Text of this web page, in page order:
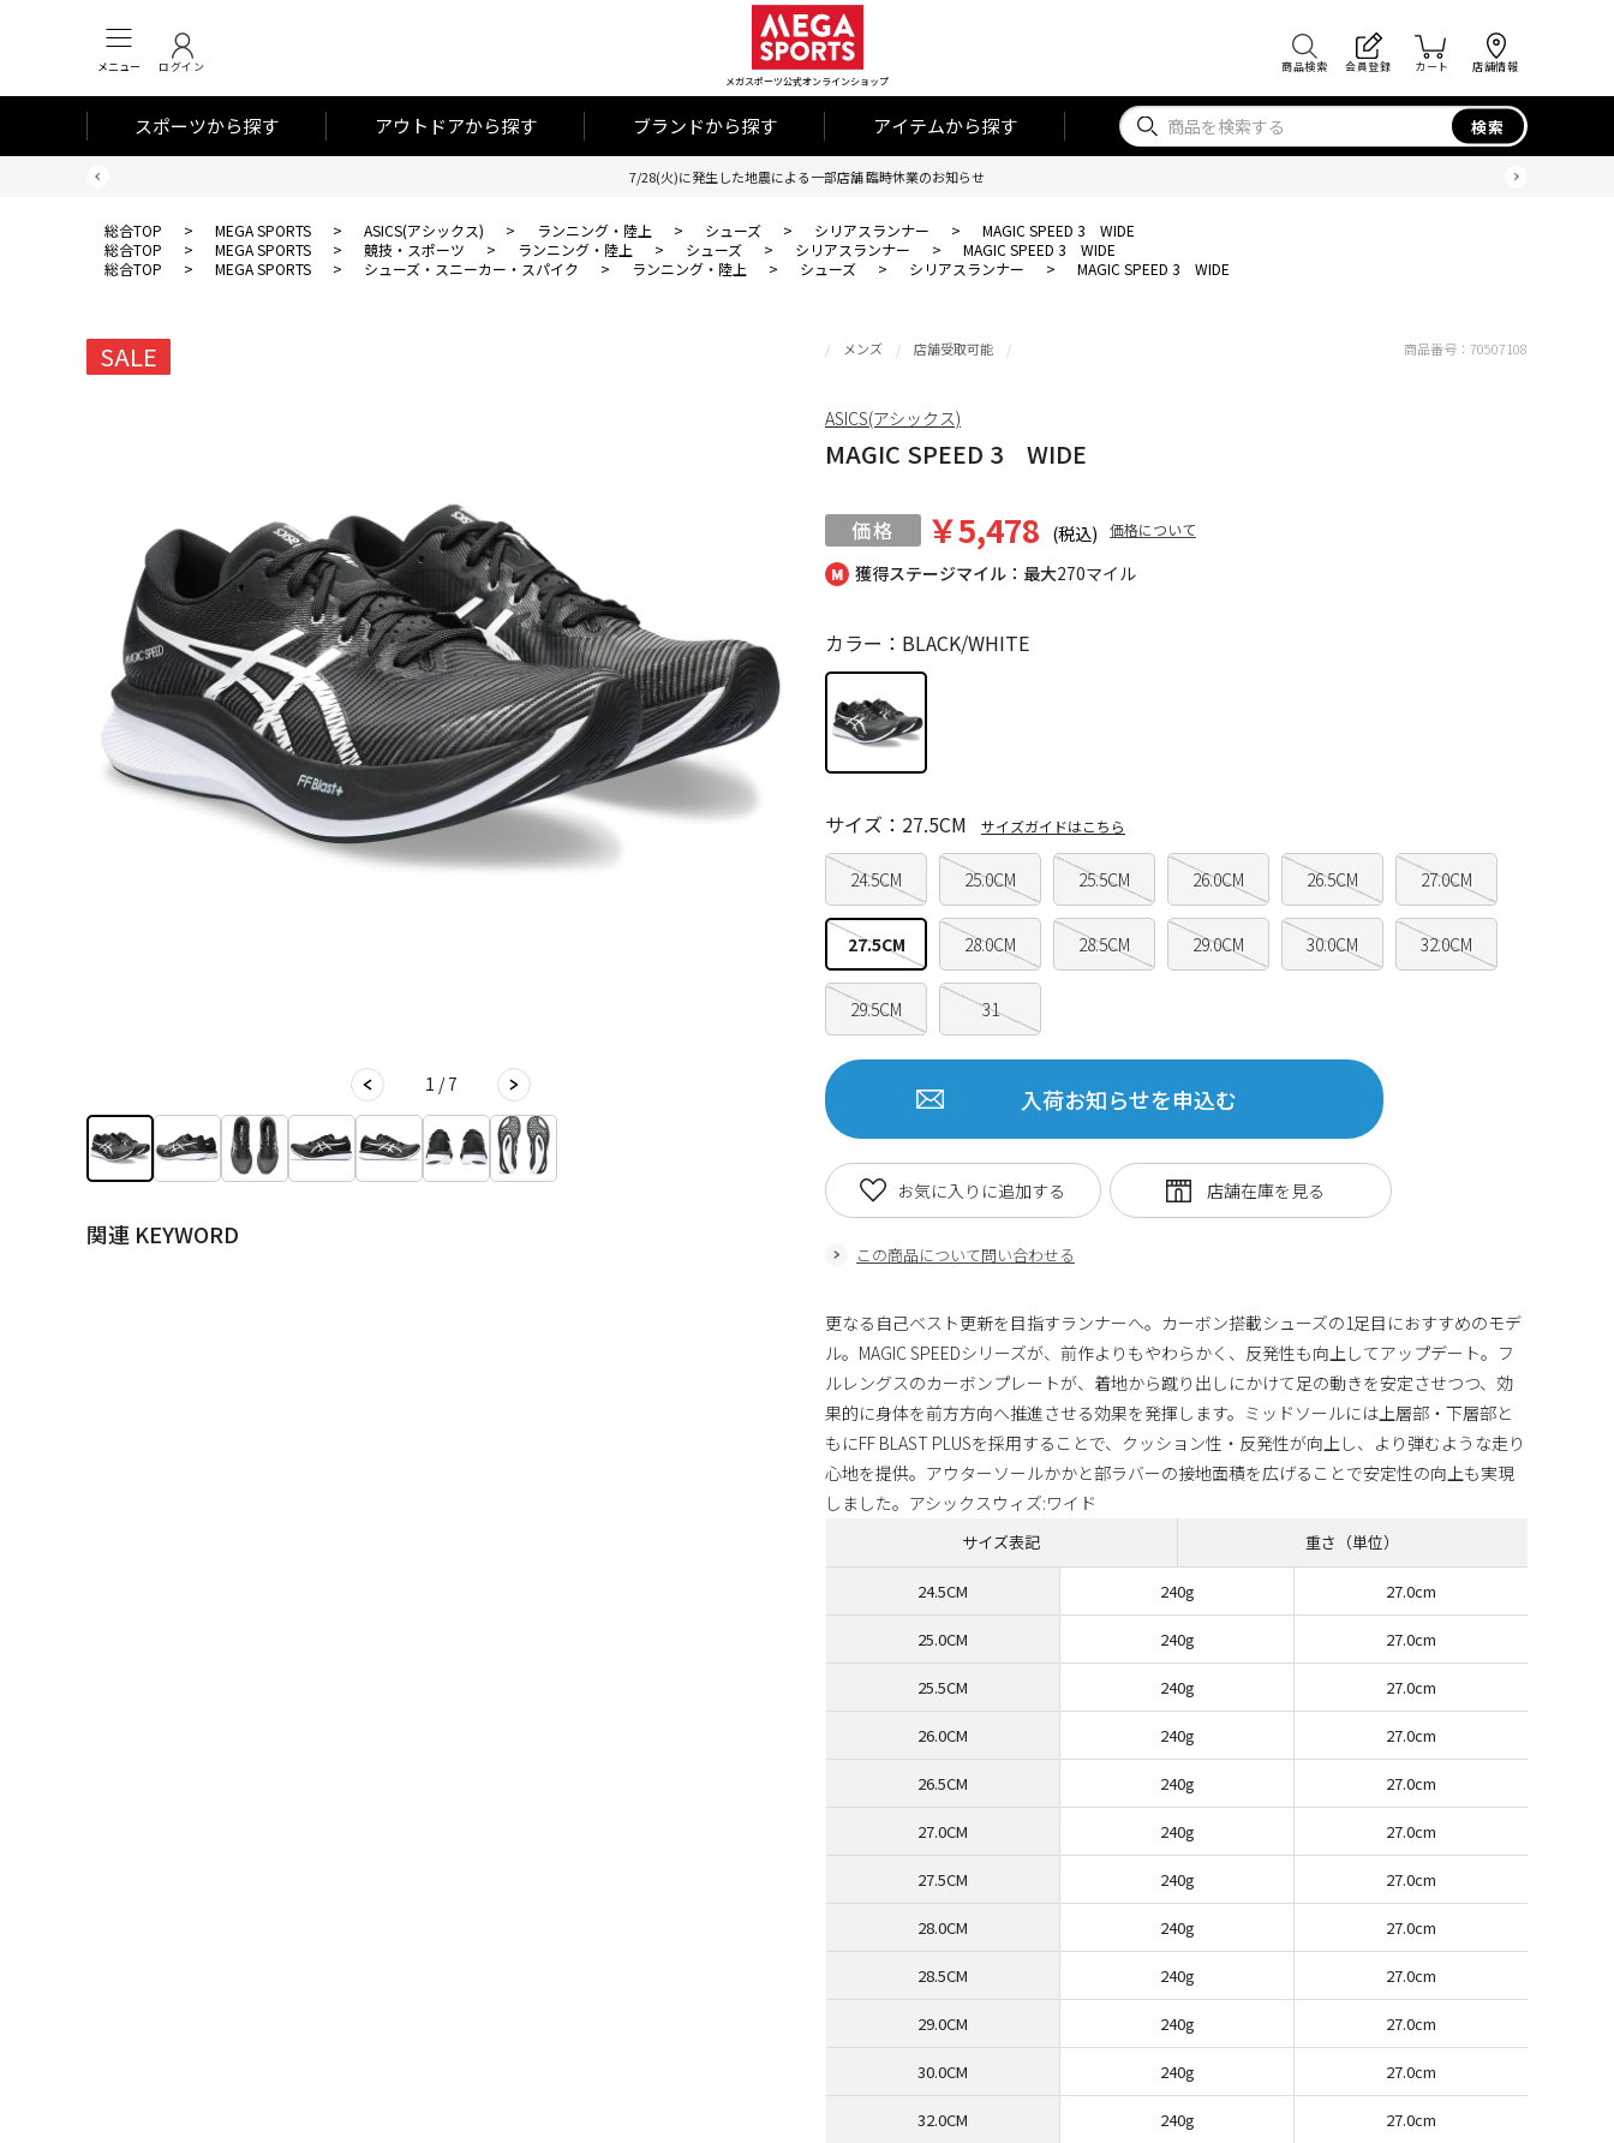
メニュー ログイン
メガスポーツ公式オンラインショップ
商品検索 会員登録 カート 店舗情報
スポーツから探す アウトドアから探す ブランドから探す アイテムから探す 検索
7/28(火)に発生した地震による一部店舗 臨時休業のお知らせ
総合TOP > MEGA SPORTS > ASICS(アシックス) > ランニング・陸上 > シューズ > シリアスランナー >
MAGIC SPEED 3 WIDE
総合TOP
> MEGA SPORTS > 競技・スポーツ > ランニング・陸上 > シューズ > シリアスランナー >
MAGIC SPEED 3 WIDE
総合TOP
> MEGA SPORTS > シューズ・スニーカー・スパイク > ランニング・陸上 > シューズ > シリアスランナー > MAGIC SPEED 3 WIDE
SALE
1 / 7
関連 KEYWORD
獲得ステージマイル：最大270マイル
メンズ 店舗受取可能
MAGIC SPEED 3 WIDE
￥5,478 (税込) 価格について
カラー：BLACK/WHITE
24.5CM 25.0CM 25.5CM 26.0CM 26.5CM 27.0CM
27.5CM 28.0CM 28.5CM 29.0CM 30.0CM 32.0CM
29.5CM 31
サイズ：27.5CM サイズガイドはこちら
入荷お知らせを申込む
この商品について問い合わせる
お気に入りに追加する
商品番号： 70507108
ASICS(アシックス)
更なる自己ベスト更新を目指すランナーへ。カーボン搭載シューズの1足目におすすめのモデ
ル。MAGIC SPEEDシリーズが、前作よりもやわらかく、反発性も向上してアップデート。フ
ルレングスのカーボンプレートが、着地から蹴り出しにかけて足の動きを安定させつつ、効
果的に身体を前方方向へ推進させる効果を発揮します。ミッドソールには上層部・下層部と
もにFF BLAST PLUSを採用することで、クッション性・反発性が向上し、より弾むような走り
心地を提供。アウターソールかかと部ラバーの接地面積を広げることで安定性の向上も実現
しました。アシックスウィズ:ワイド
サイズ表記 重さ（単位）
24.5CM 240g 27.0cm
25.0CM 240g 27.0cm
25.5CM 240g 27.0cm
26.0CM 240g 27.0cm
26.5CM 240g 27.0cm
27.0CM 240g 27.0cm
27.5CM 240g 27.0cm
28.0CM 240g 27.0cm
28.5CM 240g 27.0cm
29.0CM 240g 27.0cm
30.0CM 240g 27.0cm
32.0CM 240g 27.0cm